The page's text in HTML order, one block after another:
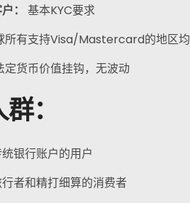
：
基本KYC要求
所有支持Visa/Mastercard的地区均
定货币价值挂钩，无波动
：
银行账户的用户
者和精打细算的消费者